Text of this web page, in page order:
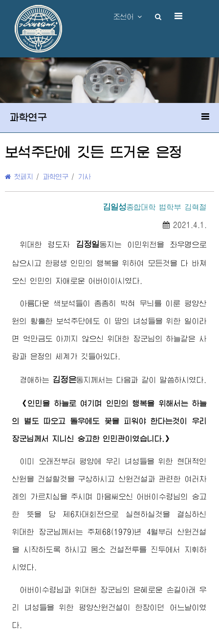
조선어
과학연구
보석주단에 깃든 뜨거운 은정
첫페지 / 과학연구 / 기사
김일성종합대학 법학부 김혁철
2021.4.1.
위대한 령도자 김정일동지 는 이민위천을 좌우명으로
삼으시고 한평생 인민의 행복을 위하여 모든것을 다 바쳐
오신 인민의 자애로운 어버이 이시였다.
아름다운 색보석들이 촘촘히 박혀 무늬를 이룬 평양산
원의 황홀한 보석주단에도 이 땅의 녀성들을 위한 일이라
면 억만금도 아끼지 않으신위대한 장군님 의 하늘같은 사
랑과 은정의 세계가 깃들어있다.
경애하는 김정은동지 께서는 다음과 같이 말씀하시였다.
《인민을 하늘로 여기며 인민의 행복을 위해서는 하늘
의 별도 따오고 돌우에도 꽃을 피워야 한다는것이 우리
장군님께서 지니신 숭고한 인민관이였습니다.》
이미 오래전부터 평양에 우리 녀성들을 위한 현대적인
산원을 건설할것을 구상하시고 산원건설과 관련한 여러차
례의 가르치심을 주시며 마음써오신 어버이수령님의 숭고
한 뜻을 당 제6차대회전으로 실현하실것을 결심하신
위대한 장군님께서 는 주체68(1979)년 4월부터 산원건설
을 시작하도록 하시고 몸소 건설전투를 진두에서 지휘하
시였다.
어버이수령님 과위대한 장군님 의 은혜로운 손길아래 우
리 녀성들을 위한 평양산원건설이 한창이던 어느날이였
다.